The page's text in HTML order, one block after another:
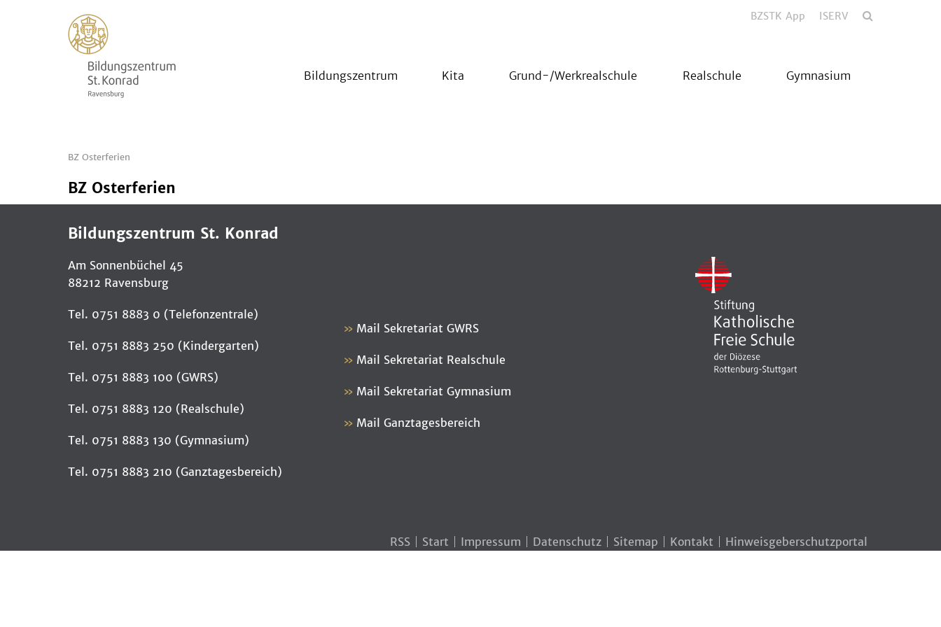
BZSTK App ISERV
Bildungszentrum Kita Grund-/Werkrealschule Realschule Gymnasium
BZ Osterferien
BZ Osterferien
Bildungszentrum St. Konrad
Am Sonnenbüchel 45
88212 Ravensburg
Tel. 0751 8883 0 (Telefonzentrale)
Tel. 0751 8883 250 (Kindergarten)
Tel. 0751 8883 100 (GWRS)
Tel. 0751 8883 120 (Realschule)
Tel. 0751 8883 130 (Gymnasium)
Tel. 0751 8883 210 (Ganztagesbereich)
Mail Sekretariat GWRS
Mail Sekretariat Realschule
Mail Sekretariat Gymnasium
Mail Ganztagesbereich
RSS Start Impressum Datenschutz Sitemap Kontakt Hinweisgeberschutzportal